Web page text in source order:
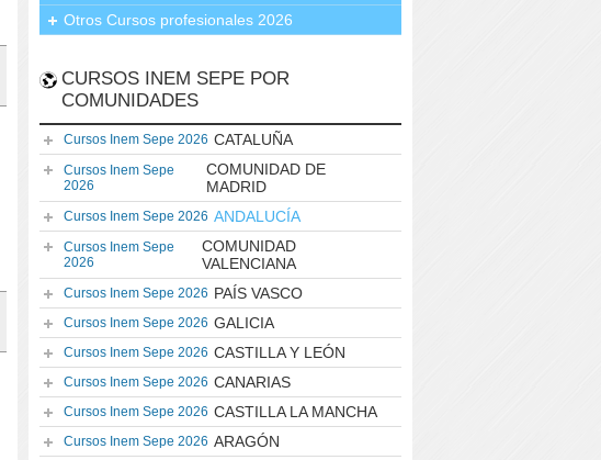
Otros Cursos profesionales 2026
CURSOS INEM SEPE POR
COMUNIDADES
Cursos Inem Sepe 2026 CATALUÑA
Cursos Inem Sepe
2026
COMUNIDAD DE
MADRID
Cursos Inem Sepe 2026 ANDALUCÍA
Cursos Inem Sepe
2026
COMUNIDAD
VALENCIANA
Cursos Inem Sepe 2026 PAÍS VASCO
Cursos Inem Sepe 2026 GALICIA
Cursos Inem Sepe 2026 CASTILLA Y LEÓN
Cursos Inem Sepe 2026 CANARIAS
Cursos Inem Sepe 2026 CASTILLA LA MANCHA
Cursos Inem Sepe 2026 ARAGÓN